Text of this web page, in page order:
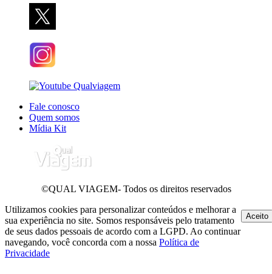
Fale conosco
Quem somos
Mídia Kit
©QUAL VIAGEM- Todos os direitos reservados
Utilizamos cookies para personalizar conteúdos e melhorar a
sua experiência no site. Somos responsáveis pelo tratamento
de seus dados pessoais de acordo com a LGPD. Ao continuar
navegando, você concorda com a nossa Política de
Privacidade
Aceito